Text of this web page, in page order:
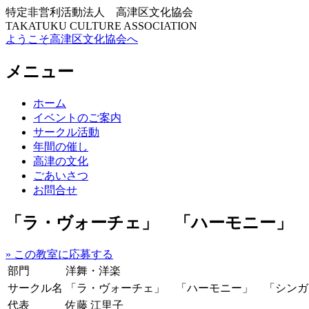
特定非営利活動法人 高津区文化協会
TAKATUKU CULTURE ASSOCIATION
ようこそ高津区文化協会へ
メニュー
ッ
ホーム
イベントのご案内
サークル活動
年間の催し
高津の文化
ごあいさつ
お問合せ
「ラ・ヴォーチェ」 「ハーモニー」
» この教室に応募する
部門
洋舞・洋楽
サークル名
「ラ・ヴォーチェ」 「ハーモニー」 「シンガ
代表
佐藤 江里子